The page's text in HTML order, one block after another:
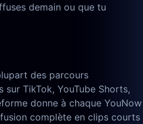
demain ou que tu
des parcours
TikTok, YouTube Shorts,
donne à chaque YouNow
complète en clips courts